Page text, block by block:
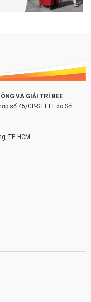
VÀ GIẢI TRÍ BEE
số 45/GP-STTTT do Sở
TP. HCM